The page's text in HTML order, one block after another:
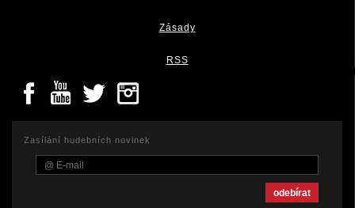
Zásady
RSS
Zasílání hudebních novinek